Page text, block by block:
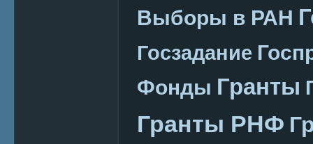
Выборы в РАН
Госзадание
Фонды Гранты
Гранты РНФ